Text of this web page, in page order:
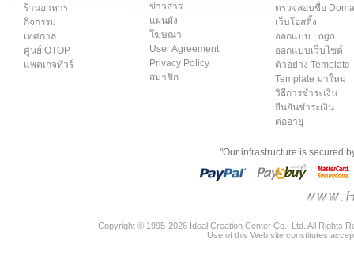
ร้านอาหาร
กิจกรรม
เทศกาล
ศูนย์ OTOP
แพคเกจทัวร์
ข่าวสาร
แผนผัง
โฆษณา
User Agreement
Privacy Policy
สมาชิก
ตรวจสอบชื่อ
เว็บโฮสติ้ง
ออกแบบ Logo
ออกแบบเว็บไซต์
ตัวอย่าง Template
Template มาใหม่
วิธีการชำระเงิน
ยืนยันชำระเงิน
ต่ออายุ
"Our infrastructure is secured
Copyright © 1995-2026 Ideal Creation Center Co., Ltd. All Rights
Use of this Web site constitutes